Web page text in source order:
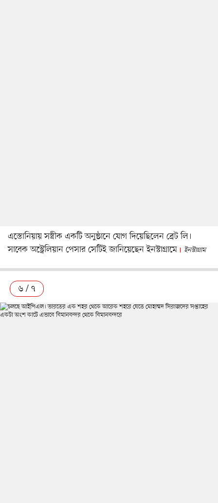
এস্তোনিয়ায় সস্ত্রীক একটি অনুষ্ঠানে যোগ দিয়েছিলেন ব্রেট লি।
সাবেক অস্ট্রেলিয়ান পেসার সেটিই জানিয়েছেন ইনস্টাগ্রামে
ইনস্টাগ্রাম
৬ / ৭